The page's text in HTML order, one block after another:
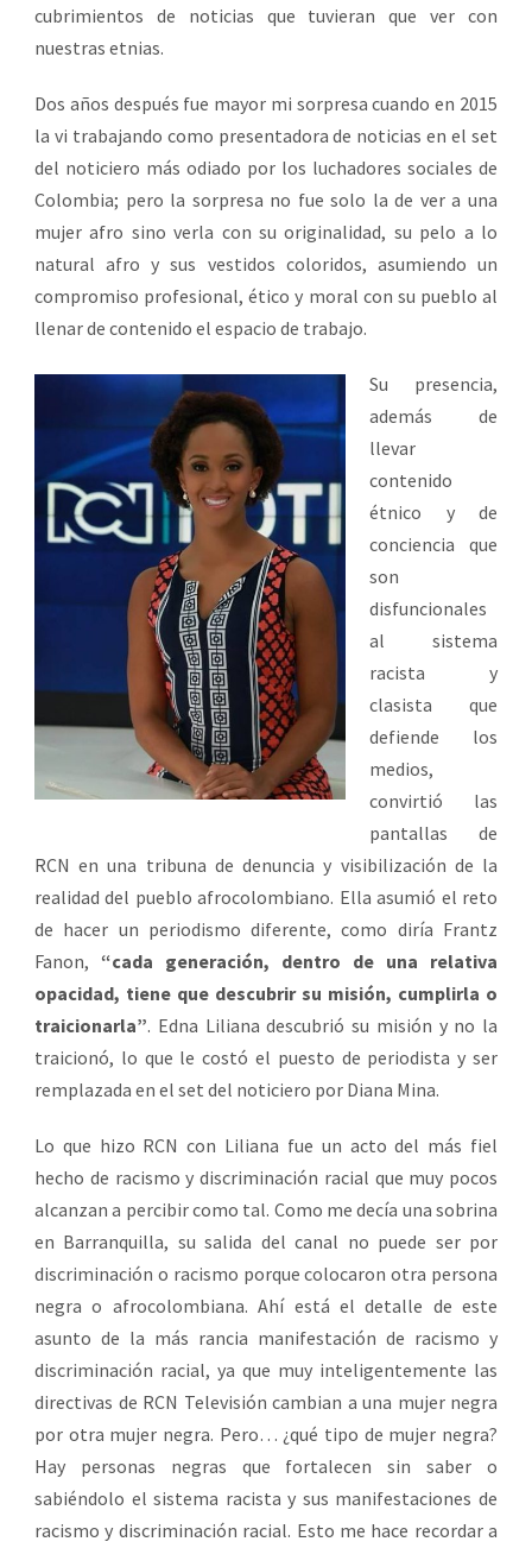
cubrimientos de noticias que tuvieran que ver con
nuestras etnias.
Dos años después fue mayor mi sorpresa cuando en 2015
la vi trabajando como presentadora de noticias en el set
del noticiero más odiado por los luchadores sociales de
Colombia; pero la sorpresa no fue solo la de ver a una
mujer afro sino verla con su originalidad, su pelo a lo
natural afro y sus vestidos coloridos, asumiendo un
compromiso profesional, ético y moral con su pueblo al
llenar de contenido el espacio de trabajo.
Su presencia,
además de
llevar
contenido
étnico y de
conciencia que
son
disfuncionales
al sistema
racista y
clasista que
defiende los
medios,
convirtió las
pantallas de
RCN en una tribuna de denuncia y visibilización de la
realidad del pueblo afrocolombiano. Ella asumió el reto
de hacer un periodismo diferente, como diría Frantz
Fanon, “cada generación, dentro de una relativa
opacidad, tiene que descubrir su misión, cumplirla o
traicionarla”. Edna Liliana descubrió su misión y no la
traicionó, lo que le costó el puesto de periodista y ser
remplazada en el set del noticiero por Diana Mina.
Lo que hizo RCN con Liliana fue un acto del más fiel
hecho de racismo y discriminación racial que muy pocos
alcanzan a percibir como tal. Como me decía una sobrina
en Barranquilla, su salida del canal no puede ser por
discriminación o racismo porque colocaron otra persona
negra o afrocolombiana. Ahí está el detalle de este
asunto de la más rancia manifestación de racismo y
discriminación racial, ya que muy inteligentemente las
directivas de RCN Televisión cambian a una mujer negra
por otra mujer negra. Pero… ¿qué tipo de mujer negra?
Hay personas negras que fortalecen sin saber o
sabiéndolo el sistema racista y sus manifestaciones de
racismo y discriminación racial. Esto me hace recordar a